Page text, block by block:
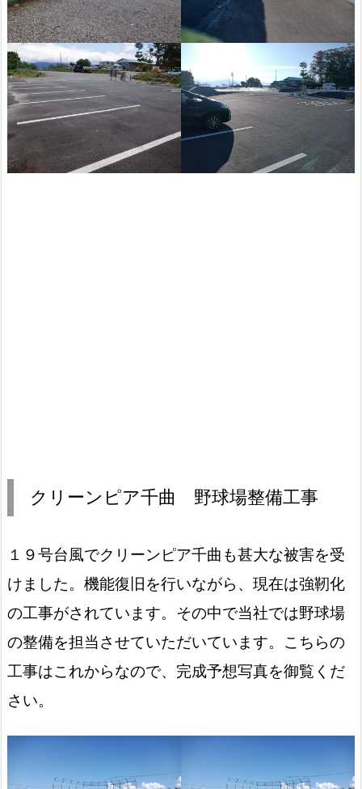
クリーンピア千曲 野球場整備工事
１９号台風でクリーンピア千曲も甚大な被害を受
けました。機能復旧を行いながら、現在は強靭化
の工事がされています。その中で当社では野球場
の整備を担当させていただいています。こちらの
工事はこれからなので、完成予想写真を御覧くだ
さい。